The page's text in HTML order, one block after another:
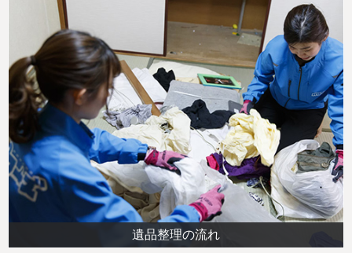
遺品整理の流れ